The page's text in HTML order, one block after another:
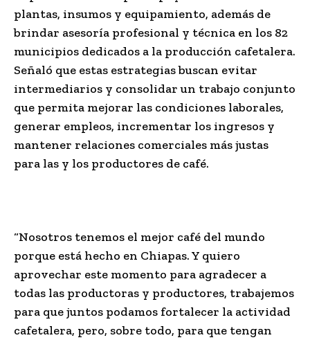
plantas, insumos y equipamiento, además de
brindar asesoría profesional y técnica en los 82
municipios dedicados a la producción cafetalera.
Señaló que estas estrategias buscan evitar
intermediarios y consolidar un trabajo conjunto
que permita mejorar las condiciones laborales,
generar empleos, incrementar los ingresos y
mantener relaciones comerciales más justas
para las y los productores de café.
“Nosotros tenemos el mejor café del mundo
porque está hecho en Chiapas. Y quiero
aprovechar este momento para agradecer a
todas las productoras y productores, trabajemos
para que juntos podamos fortalecer la actividad
cafetalera, pero, sobre todo, para que tengan